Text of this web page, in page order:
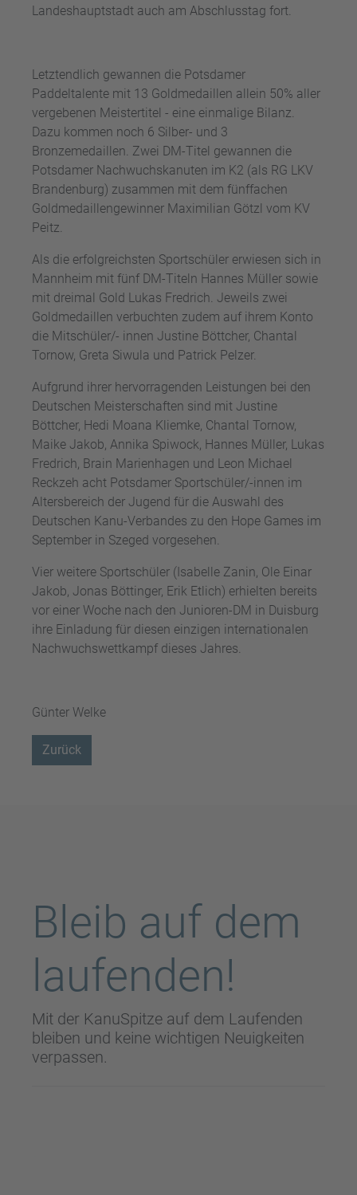
Landeshauptstadt auch am Abschlusstag fort.
Letztendlich gewannen die Potsdamer
Paddeltalente mit 13 Goldmedaillen allein 50% aller
vergebenen Meistertitel - eine einmalige Bilanz.
Dazu kommen noch 6 Silber- und 3
Bronzemedaillen. Zwei DM-Titel gewannen die
Potsdamer Nachwuchskanuten im K2 (als RG LKV
Brandenburg) zusammen mit dem fünffachen
Goldmedaillengewinner Maximilian Götzl vom KV
Peitz.
Als die erfolgreichsten Sportschüler erwiesen sich in
Mannheim mit fünf DM-Titeln Hannes Müller sowie
mit dreimal Gold Lukas Fredrich. Jeweils zwei
Goldmedaillen verbuchten zudem auf ihrem Konto
die Mitschüler/- innen Justine Böttcher, Chantal
Tornow, Greta Siwula und Patrick Pelzer.
Aufgrund ihrer hervorragenden Leistungen bei den
Deutschen Meisterschaften sind mit Justine
Böttcher, Hedi Moana Kliemke, Chantal Tornow,
Maike Jakob, Annika Spiwock, Hannes Müller, Lukas
Fredrich, Brain Marienhagen und Leon Michael
Reckzeh acht Potsdamer Sportschüler/-innen im
Altersbereich der Jugend für die Auswahl des
Deutschen Kanu-Verbandes zu den Hope Games im
September in Szeged vorgesehen.
Vier weitere Sportschüler (Isabelle Zanin, Ole Einar
Jakob, Jonas Böttinger, Erik Etlich) erhielten bereits
vor einer Woche nach den Junioren-DM in Duisburg
ihre Einladung für diesen einzigen internationalen
Nachwuchswettkampf dieses Jahres.
Günter Welke
Zurück
Bleib auf dem
laufenden!
Mit der KanuSpitze auf dem Laufenden
bleiben und keine wichtigen Neuigkeiten
verpassen.